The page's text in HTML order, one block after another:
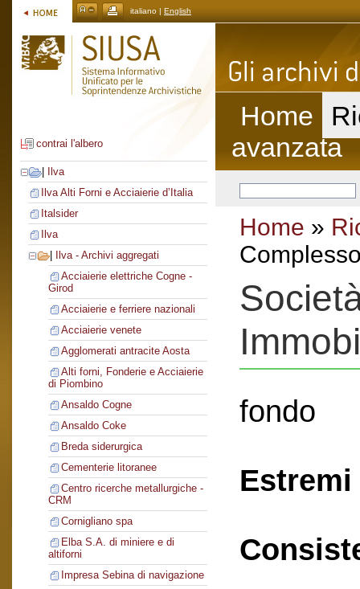
italiano | English
contrai l'albero
Ilva
Ilva Alti Forni e Acciaierie d’Italia
Italsider
Ilva
Ilva - Archivi aggregati
Acciaierie elettriche Cogne -
Girod
Acciaierie e ferriere nazionali
Acciaierie venete
Agglomerati antracite Aosta
Alti forni, Fonderie e Acciaierie
di Piombino
Ansaldo Cogne
Ansaldo Coke
Breda siderurgica
Cementerie litoranee
Centro ricerche metallurgiche -
CRM
Cornigliano spa
Elba S.A. di miniere e di
altiforni
Impresa Sebina di navigazione
Home
avanzata
Home »
fondo